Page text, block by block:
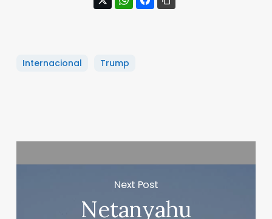
Internacional Trump
Next Post
Netanyahu